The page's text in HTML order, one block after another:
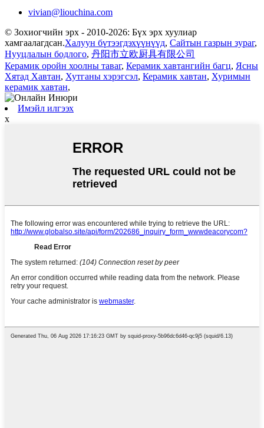
vivian@liouchina.com
© Зохиогчийн эрх - 2010-2026: Бүх эрх хуулиар
хамгаалагдсан.Халуун бүтээгдэхүүнүүд, Сайтын газрын зураг,
Нууцлалын бодлого, 丹阳市立欧厨具有限公司
Керамик оройн хоолны таваг, Керамик хавтангийн багц, Ясны
Хятад Хавтан, Хутганы хэрэгсэл, Керамик хавтан, Хуримын
керамик хавтан,
Имэйл илгээх
x